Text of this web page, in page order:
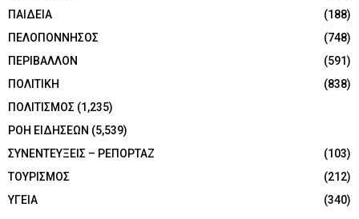
ΠΑΙΔΕΙΑ
(188)
ΠΕΛΟΠΟΝΝΗΣΟΣ
(748)
ΠΕΡΙΒΑΛΛΟΝ
(591)
ΠΟΛΙΤΙΚΗ
(838)
ΠΟΛΙΤΙΣΜΟΣ (1,235)
ΡΟΗ ΕΙΔΗΣΕΩΝ (5,539)
ΣΥΝΕΝΤΕΥΞΕΙΣ – ΡΕΠΟΡΤΑΖ
(103)
ΤΟΥΡΙΣΜΟΣ
(212)
ΥΓΕΙΑ
(340)